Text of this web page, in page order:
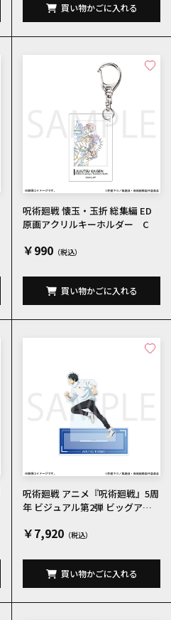
買い物かごに入れる
呪術廻戦 懐玉・玉折 総集編 ED
原画アクリルキーホルダー C
￥990
買い物かごに入れる
呪術廻戦 アニメ『呪術廻戦』5周
年 ビジュアル第2弾 ビッグアク
￥7,920
買い物かごに入れる